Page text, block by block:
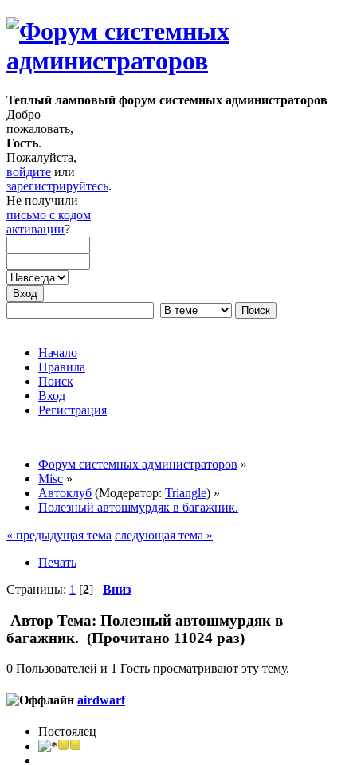
Теплый ламповый форум системных администраторов
Добро
пожаловать,
Гость.
Пожалуйста,
войдите или
зарегистрируйтесь.
Не получили
письмо с кодом
активации?
Начало
Правила
Поиск
Вход
Регистрация
Форум системных администраторов »
Misc »
Автоклуб (Модератор: Triangle) »
Полезный автошмурдяк в багажник.
« предыдущая тема следующая тема »
Печать
Страницы: 1 [2] Вниз
Автор Тема: Полезный автошмурдяк в
багажник. (Прочитано 11024 раз)
0 Пользователей и 1 Гость просматривают эту тему.
airdwarf
Постоялец